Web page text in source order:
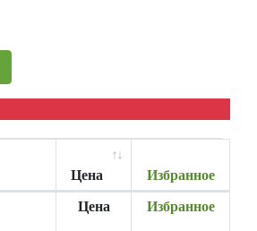
Цена Избранное
Цена Избранное